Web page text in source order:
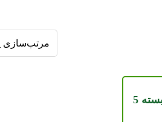
کود ارگانیک هیومیک اسید، بسته 5